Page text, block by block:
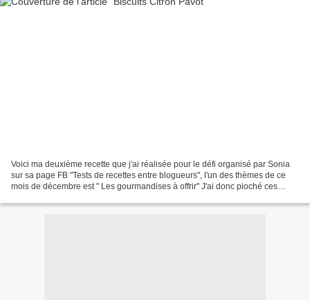
Voici ma deuxième recette que j'ai réalisée pour le défi organisé par Sonia
sur sa page FB "Tests de recettes entre blogueurs", l'un des thèmes de ce
mois de décembre est " Les gourmandises à offrir" J'ai donc pioché ces